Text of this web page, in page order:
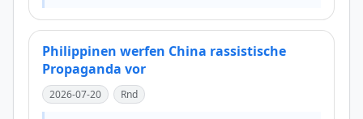
Philippinen werfen China rassistische
Propaganda vor
2026-07-20 Rnd